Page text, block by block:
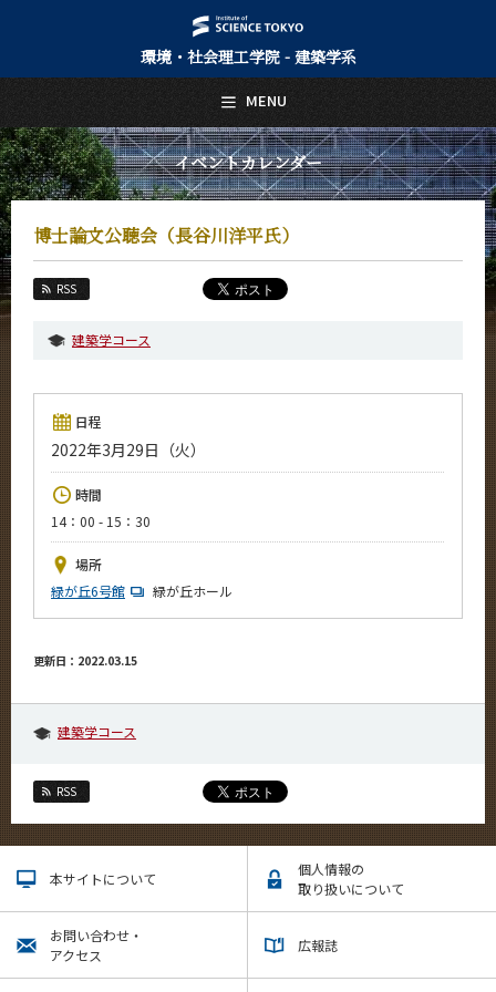
環境・社会理工学院 - 建築学系
イベントカレンダー
博士論文公聴会（長谷川洋平氏）
RSS
建築学コース
日程
2022年3月29日（火）
時間
14：00 - 15：30
場所
緑が丘6号館
緑が丘ホール
更新日：2022.03.15
建築学コース
RSS
本サイトについて
個人情報の
取り扱いについて
お問い合わせ・
アクセス
広報誌
MENU
日本語 English
トップページ
Top Page
建築学系について
About Us
教育
Education
入学案内
Admissions
建築学系 News
イベントカレンダー
Event Calendar
今後の課程別イベント
サイト構成
系詳細情報
CLOSE